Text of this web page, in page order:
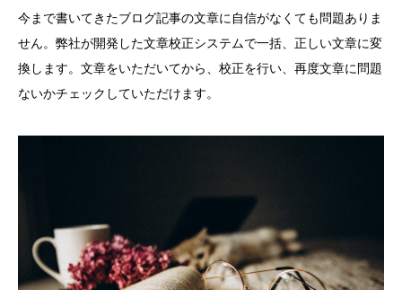
今まで書いてきたブログ記事の文章に自信がなくても問題ありま
せん。弊社が開発した文章校正システムで一括、正しい文章に変
換します。文章をいただいてから、校正を行い、再度文章に問題
ないかチェックしていただけます。